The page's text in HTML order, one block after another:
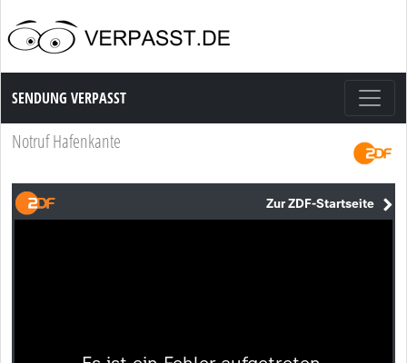
Sendung Verpasst
SENDUNG VERPASST
Notruf Hafenkante